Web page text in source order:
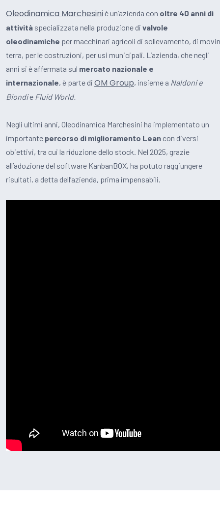
Oleodinamica Marchesiniè un’azienda con oltre 40 anni di
attività specializzata nella produzione di valvole
oleodinamiche per macchinari agricoli di sollevamento, di
terra, per le costruzioni, per usi municipali. L’azienda, che negli
anni si è affermata sul mercato nazionale e
internazionale, è parte di OM Group, insieme a Naldoni e
Biondie Fluid World.
Negli ultimi anni, Oleodinamica Marchesini ha implementato un
importante percorso di miglioramento Lean con diversi
obiettivi, tra cui la riduzione dello stock. Nel 2025, grazie
all’adozione del software KanbanBOX, ha potuto raggiungere
risultati, a detta dell’azienda, prima impensabili.